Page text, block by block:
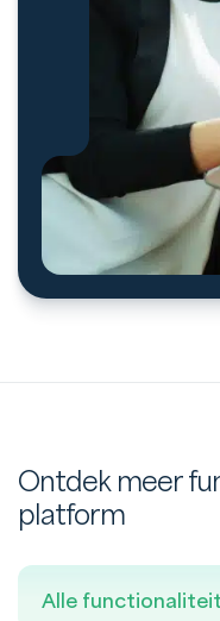
Ontdek meer
platform
Alle